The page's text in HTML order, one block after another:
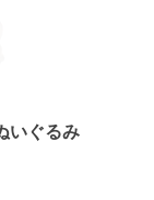
いぐるみ